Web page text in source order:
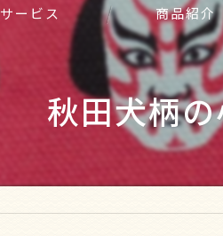
サービス 商品紹介
秋田犬柄